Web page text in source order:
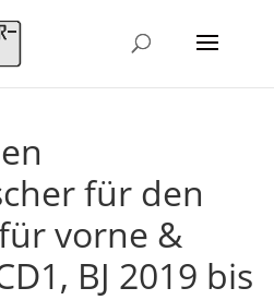
für den
vorne &
BJ 2019 bis